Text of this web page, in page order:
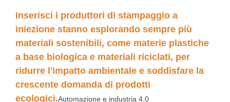
Inserisci i produttori di stampaggio a
iniezione stanno esplorando sempre più
materiali sostenibili, come materie plastiche
a base biologica e materiali riciclati, per
ridurre l'impatto ambientale e soddisfare la
crescente domanda di prodotti
ecologici.Automazione e industria 4.0